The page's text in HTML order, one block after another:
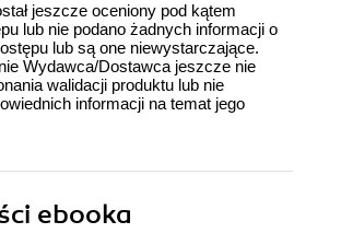
jeszcze oceniony pod kątem
lub nie podano żadnych informacji o
lub są one niewystarczające.
Wydawca/Dostawca jeszcze nie
walidacji produktu lub nie
informacji na temat jego
ebooka